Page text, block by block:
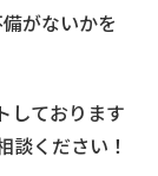
がないかを
しております
談ください！